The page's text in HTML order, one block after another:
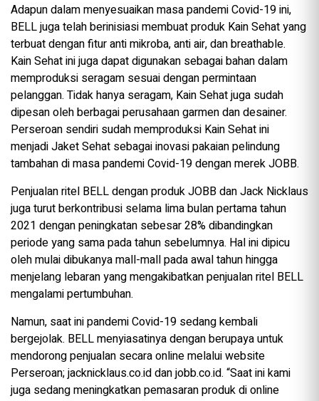
Adapun dalam menyesuaikan masa pandemi Covid-19 ini,
BELL juga telah berinisiasi membuat produk Kain Sehat yang
terbuat dengan fitur anti mikroba, anti air, dan breathable.
Kain Sehat ini juga dapat digunakan sebagai bahan dalam
memproduksi seragam sesuai dengan permintaan
pelanggan. Tidak hanya seragam, Kain Sehat juga sudah
dipesan oleh berbagai perusahaan garmen dan desainer.
Perseroan sendiri sudah memproduksi Kain Sehat ini
menjadi Jaket Sehat sebagai inovasi pakaian pelindung
tambahan di masa pandemi Covid-19 dengan merek JOBB.
Penjualan ritel BELL dengan produk JOBB dan Jack Nicklaus
juga turut berkontribusi selama lima bulan pertama tahun
2021 dengan peningkatan sebesar 28% dibandingkan
periode yang sama pada tahun sebelumnya. Hal ini dipicu
oleh mulai dibukanya mall-mall pada awal tahun hingga
menjelang lebaran yang mengakibatkan penjualan ritel BELL
mengalami pertumbuhan.
Namun, saat ini pandemi Covid-19 sedang kembali
bergejolak. BELL menyiasatinya dengan berupaya untuk
mendorong penjualan secara online melalui website
Perseroan; jacknicklaus.co.id dan jobb.co.id. “Saat ini kami
juga sedang meningkatkan pemasaran produk di online